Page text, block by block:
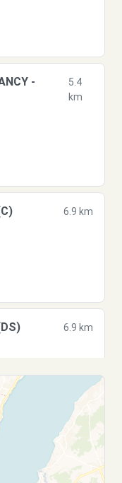
-
5.4
km
6.9 km
6.9 km
7.7 km